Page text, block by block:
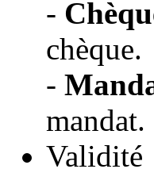
-
chèque.
-
mandat.
Validité